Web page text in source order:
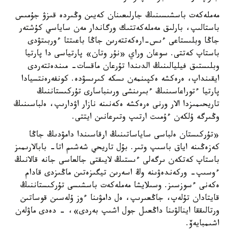
مەملەكەت باسشىسىنىڭ جارلىعىنان كەيىن وڭىردە قىزۋ جۇمىس
باستالىپ، بارلىق مەملەكەتتىك ورگاندار مەن ساياسي كۇشتەر
جاڭا وبلىستاعى ءىس-ارەكەتتەرىن جاڭا باعىتتا ءوربىتۋدى
باستاپ كەتتى. سوعان وراي «نۇر وتان» پارتياسى دا پارتيا
وبلىستىق فيليالىنىڭ الدىندا تۇرعان ماقسات- مىندەتتەردى
ايقىنداپ، ەرەكشە ەكپىنمەن ىسكە كىرىسۋدە. كونفەرەنتسيادا
پارتيا ءتوراعاسىنىڭ ءبىرىنشى ورىنباسارى تۇركىستاننىڭ
تاريحىمىزدا الار ورنى ەرەكشە ەكەنىنە نازار اۋدارىپ، ەلباسىنىڭ
وڭىرگە ۇلكەن ءۇمىت ارتىپ وتىرعانىن ايتتى.
«تۇركىستان ەلباسى ساياساتىنىڭ ارقاسىندا دامۋدىڭ جاڭا
كەزەڭىنە اياق باسىپ وتىر. بۇل تاريحي شەشىم اتا- بابالارىمىز
باستاپ كەتكەن ىرگەلى ءىستىڭ لايىقتى جالعاسى جانە قالانىڭ
ءوسىپ- وركەندەۋىنە وڭ اسەرىن تيگىزەتىن ماڭىزدى قادام
ەكەنى ءسوزسىز. وسىلايشا مەملەكەت باسشىسى تۇركىستاننىڭ
قايتادان تۇلەپ، جاڭعىرىپ، ەل دامۋىنا ءوز ۇلەسىن قوساتىن
ورتالىققا اينالۋىنا داڭعىل جول اشىپ بەردى»، - دەدى ماۋلەن
اشىمبايەۆ.